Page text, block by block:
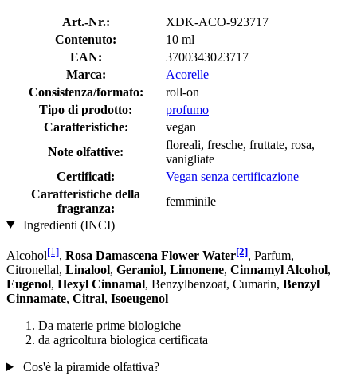
Art.-Nr.:
XDK-ACO-923717
Contenuto:
10 ml
EAN:
3700343023717
Marca:
Acorelle
Consistenza/formato:
roll-on
Tipo di prodotto:
profumo
Caratteristiche:
vegan
Note olfattive:
floreali, fresche, fruttate, rosa,
vanigliate
Certificati:
Vegan senza certificazione
Caratteristiche della
fragranza:
femminile
Ingredienti (INCI)
Alcohol[1], Rosa Damascena Flower Water[2], Parfum,
Citronellal, Linalool, Geraniol, Limonene, Cinnamyl Alcohol,
Eugenol, Hexyl Cinnamal, Benzylbenzoat, Cumarin, Benzyl
Cinnamate, Citral, Isoeugenol
Da materie prime biologiche
da agricoltura biologica certificata
Cos'è la piramide olfattiva?